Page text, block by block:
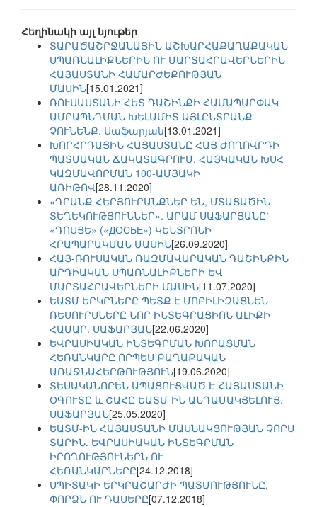
Հեղինակի այլ նյութեր
ՏԱՐԱԾԱՇՐՋԱՆԱՅԻՆ ԱՇԽԱՐՀԱՔԱՂԱՔԱԿԱՆ
ՍՊԱՌՆԱԼԻՔՆԵՐԻՆ ՈՒ ՄԱՐՏԱՀՐԱՎԵՐՆԵՐԻՆ
ՀԱՅԱՍՏԱՆԻ ՀԱՄԱՐԺԵՔՈՒԹՅԱՆ
ՄԱՍԻՆ[15.01.2021]
ՌՈՒՍԱՍՏԱՆԻ ՀԵՏ ԴԱՇԻՆՔԻ ՀԱՄԱՊԱՐՓԱԿ
ԱՄՐԱՊՆԴՄԱՆ ԽԵԼԱՄԻՏ ԱՅԼԸՆՏՐԱՆՔ
ՉՈՒՆԵՆՔ. Սաֆարյան[13.01.2021]
ԽՈՐՀՐԴԱՅԻՆ ՀԱՅԱՍՏԱՆԸ ՀԱՅ ԺՈՂՈՎՐԴԻ
ՊԱՏՄԱԿԱՆ ՃԱԿԱՏԱԳՐՈՒՄ. ՀԱՅԿԱԿԱՆ ԽՍՀ
ԿԱԶՄԱՎՈՐՄԱՆ 100-ԱՄՅԱԿԻ
ԱՌԻԹՈՎ[28.11.2020]
«ԴՐԱՆՔ ՀԵՐՅՈՒՐԱՆՔՆԵՐ ԵՆ, ՄՏԱՑԱԾԻՆ
ՏԵՂԵԿՈՒԹՅՈՒՆՆԵՐ». ԱՐԱՄ ՍԱՖԱՐՅԱՆԸ՝
«ԴՈՍՅԵ» («ДОСЬЕ») ԿԵՆՏՐՈՆԻ
ՀՐԱՊԱՐԱԿՄԱՆ ՄԱՍԻՆ[26.09.2020]
ՀԱՅ-ՌՈՒՍԱԿԱՆ ՌԱԶՄԱՎԱՐԱԿԱՆ ԴԱՇԻՆՔԻՆ
ԱՐԴԻԱԿԱՆ ՍՊԱՌՆԱԼԻՔՆԵՐԻ ԵՎ
ՄԱՐՏԱՀՐԱՎԵՐՆԵՐԻ ՄԱՍԻՆ[11.07.2020]
ԵԱՏՄ ԵՐԿՐՆԵՐԸ ՊԵՏՔ Է ՄՈԲԻԼԻԶԱՑՆԵՆ
ՌԵՍՈՒՐՍՆԵՐԸ ՆՈՐ ԻՆՏԵԳՐԱՑԻՈՆ ԱԼԻՔԻ
ՀԱՄԱՐ. ՍԱՖԱՐՅԱՆ[22.06.2020]
ԵՎՐԱՍԻԱԿԱՆ ԻՆՏԵԳՐՄԱՆ ԽՈՐԱՑՄԱՆ
ՀԵՌԱՆԿԱՐԸ ՈՐՊԵՍ ՔԱՂԱՔԱԿԱՆ
ԱՌԱՋՆԱՀԵՐԹՈՒԹՅՈՒՆ[19.06.2020]
ՏԵՍԱԿԱՆՈՐԵՆ ԱՊԱՑՈՒՑՎԱԾ Է ՀԱՅԱՍՏԱՆԻ
ՕԳՈՒՏԸ և ՇԱՀԸ ԵԱՏՄ-ԻՆ ԱՆԴԱՄԱԿՑԵԼՈՒՑ.
ՍԱՖԱՐՅԱՆ[25.05.2020]
ԵԱՏՄ-ԻՆ ՀԱՅԱՍՏԱՆԻ ՄԱՍՆԱԿՑՈՒԹՅԱՆ ՉՈՐՍ
ՏԱՐԻՆ. ԵՎՐԱՍԻԱԿԱՆ ԻՆՏԵԳՐՄԱՆ
ԻՐՈՂՈՒԹՅՈՒՆԵՐՆ ՈՒ
ՀԵՌԱՆԿԱՐՆԵՐԸ[24.12.2018]
ՍՊԻՏԱԿԻ ԵՐԿՐԱՇԱՐԺԻ ՊԱՏՄՈՒԹՅՈՒՆԸ,
ՓՈՐՁՆ ՈՒ ԴԱՍԵՐԸ[07.12.2018]